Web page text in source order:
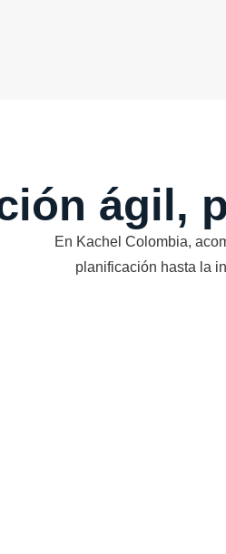
ágil,
En Kachel Colombia,
planificación hasta la